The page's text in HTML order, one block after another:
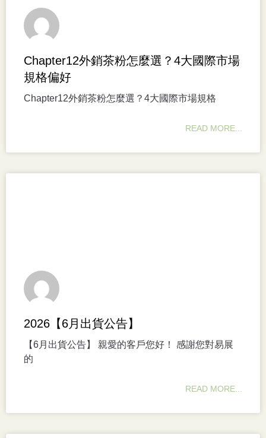
Chapter12外銷茶粉怎麼選？4大國際市場
規格偏好
Chapter12外銷茶粉怎麼選？4大國際市場規格
READ MORE...
2026【6月出貨公告】
【6月出貨公告】 親愛的客戶您好！ 感謝您對易展
的
READ MORE...